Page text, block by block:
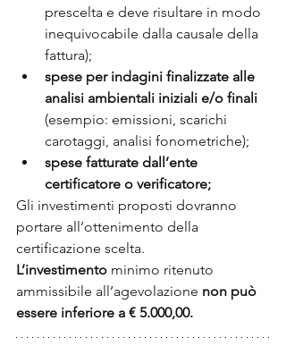
prescelta e deve risultare in modo
inequivocabile dalla causale della
fattura);
spese per indagini finalizzate alle
analisi ambientali iniziali e/o finali
(esempio: emissioni, scarichi
carotaggi, analisi fonometriche);
spese fatturate dall’ente
certificatore o verificatore;
Gli investimenti proposti dovranno
portare all’ottenimento della
certificazione scelta.
L’investimento minimo ritenuto
ammissibile all’agevolazione non può
essere inferiore a € 5.000,00.